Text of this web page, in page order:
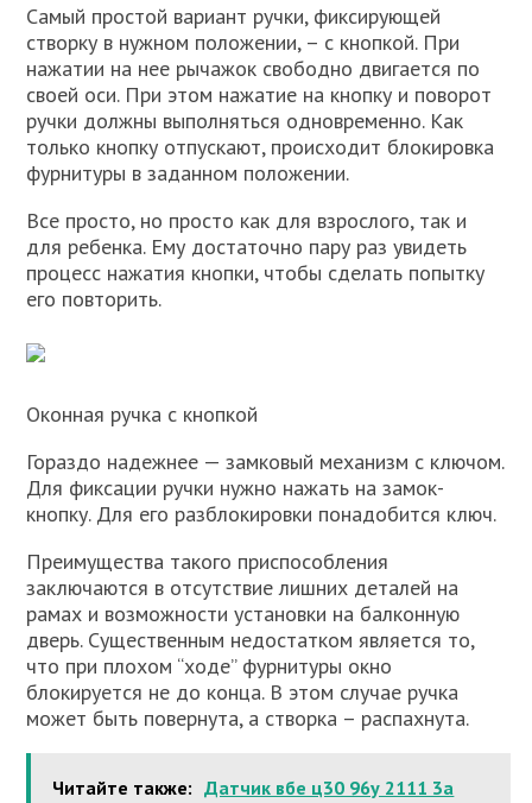
Самый простой вариант ручки, фиксирующей
створку в нужном положении, – с кнопкой. При
нажатии на нее рычажок свободно двигается по
своей оси. При этом нажатие на кнопку и поворот
ручки должны выполняться одновременно. Как
только кнопку отпускают, происходит блокировка
фурнитуры в заданном положении.
Все просто, но просто как для взрослого, так и
для ребенка. Ему достаточно пару раз увидеть
процесс нажатия кнопки, чтобы сделать попытку
его повторить.
Оконная ручка с кнопкой
Гораздо надежнее — замковый механизм с ключом.
Для фиксации ручки нужно нажать на замок-
кнопку. Для его разблокировки понадобится ключ.
Преимущества такого приспособления
заключаются в отсутствие лишних деталей на
рамах и возможности установки на балконную
дверь. Существенным недостатком является то,
что при плохом “ходе” фурнитуры окно
блокируется не до конца. В этом случае ручка
может быть повернута, а створка – распахнута.
Читайте также: Датчик вбе ц30 96у 2111 3а